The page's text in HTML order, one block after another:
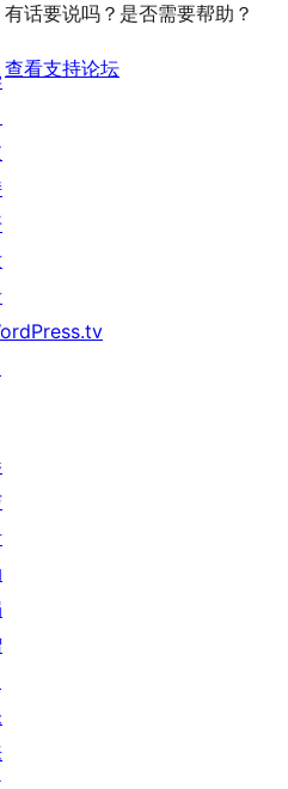
价
有话要说吗？是否需要帮助？
查看支持论坛